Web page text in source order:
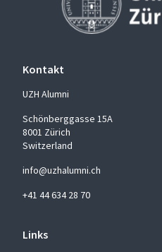
Kontakt
UZH Alumni
Schönberggasse 15A
8001 Zürich
Switzerland
info@uzhalumni.ch
+41 44 634 28 70
Links